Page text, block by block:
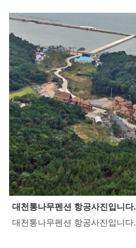
대천통나무펜션 항공사진입니다.
대천통나무펜션 항공사진입니다.